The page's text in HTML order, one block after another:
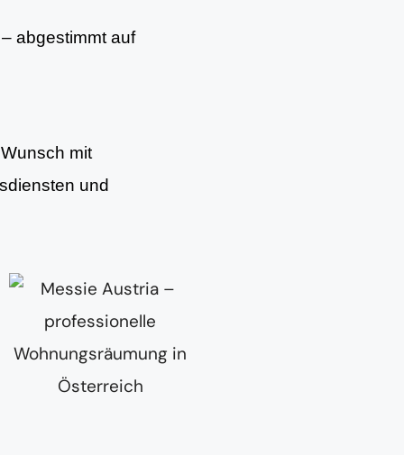
abgestimmt auf
mit
und